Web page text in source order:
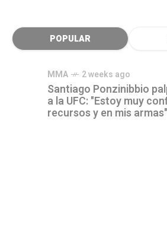
POPULAR
MMA 2 weeks ago
Santiago Ponzinibbio
a la UFC: "Estoy muy
recursos y en mis armas"